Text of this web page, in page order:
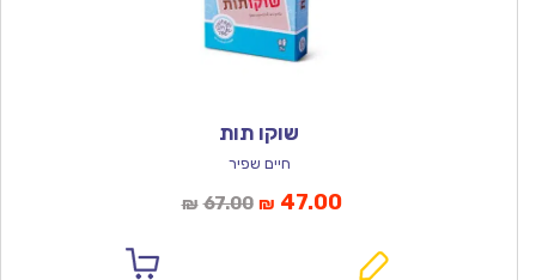
שוקו תות
חיים שפיר
₪ 67.00המחיר
₪ 47.00המחיר
הוא: